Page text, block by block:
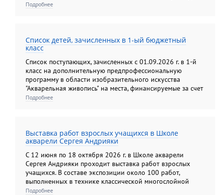
Подробнее
Список детей, зачисленных в 1-ый бюджетный
класс
Список поступающих, зачисленных с 01.09.2026 г. в 1-й
класс на дополнительную предпрофессиональную
программу в области изобразительного искусства
"Акварельная живопись" на места, финансируемые за счет
средств федерального бюджета.
Подробнее
Выставка работ взрослых учащихся в Школе
акварели Сергея Андрияки
С 12 июня по 18 октября 2026 г. в Школе акварели
Сергея Андрияки проходит выставка работ взрослых
учащихся. В составе экспозиции около 100 работ,
выполненных в технике классической многослойной
акварели, а также гризайли и карандашом. Экспозиция
Подробнее